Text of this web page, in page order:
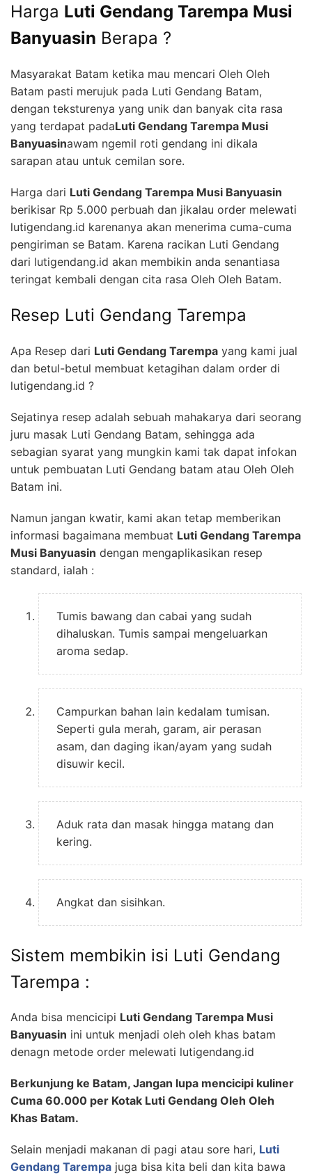
Harga Luti Gendang Tarempa Musi
Banyuasin Berapa ?
Masyarakat Batam ketika mau mencari Oleh Oleh
Batam pasti merujuk pada Luti Gendang Batam,
dengan teksturenya yang unik dan banyak cita rasa
yang terdapat padaLuti Gendang Tarempa Musi
Banyuasinawam ngemil roti gendang ini dikala
sarapan atau untuk cemilan sore.
Harga dari Luti Gendang Tarempa Musi Banyuasin
berikisar Rp 5.000 perbuah dan jikalau order melewati
lutigendang.id karenanya akan menerima cuma-cuma
pengiriman se Batam. Karena racikan Luti Gendang
dari lutigendang.id akan membikin anda senantiasa
teringat kembali dengan cita rasa Oleh Oleh Batam.
Resep Luti Gendang Tarempa
Apa Resep dari Luti Gendang Tarempa yang kami jual
dan betul-betul membuat ketagihan dalam order di
lutigendang.id ?
Sejatinya resep adalah sebuah mahakarya dari seorang
juru masak Luti Gendang Batam, sehingga ada
sebagian syarat yang mungkin kami tak dapat infokan
untuk pembuatan Luti Gendang batam atau Oleh Oleh
Batam ini.
Namun jangan kwatir, kami akan tetap memberikan
informasi bagaimana membuat Luti Gendang Tarempa
Musi Banyuasin dengan mengaplikasikan resep
standard, ialah :
Tumis bawang dan cabai yang sudah
dihaluskan. Tumis sampai mengeluarkan
aroma sedap.
Campurkan bahan lain kedalam tumisan.
Seperti gula merah, garam, air perasan
asam, dan daging ikan/ayam yang sudah
disuwir kecil.
Aduk rata dan masak hingga matang dan
kering.
Angkat dan sisihkan.
Sistem membikin isi Luti Gendang
Tarempa :
Anda bisa mencicipi Luti Gendang Tarempa Musi
Banyuasin ini untuk menjadi oleh oleh khas batam
denagn metode order melewati lutigendang.id
Berkunjung ke Batam, Jangan lupa mencicipi kuliner
Cuma 60.000 per Kotak Luti Gendang Oleh Oleh
Khas Batam.
Selain menjadi makanan di pagi atau sore hari, Luti
Gendang Tarempa juga bisa kita beli dan kita bawa